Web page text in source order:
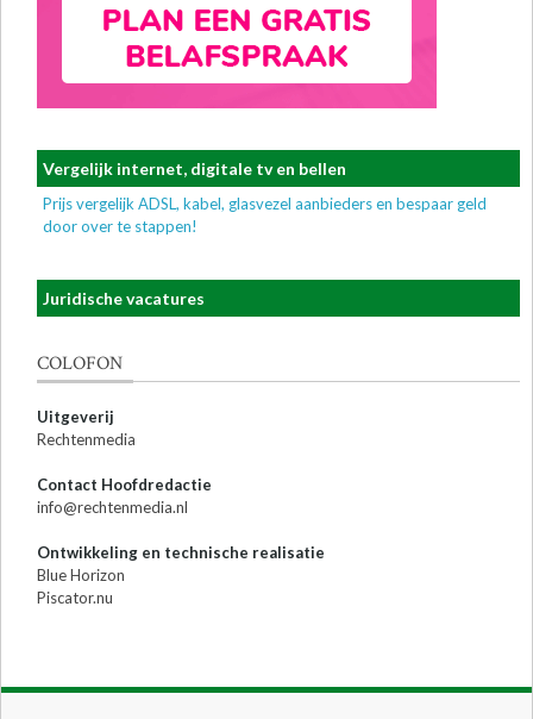
Vergelijk internet, digitale tv en bellen
Prijs vergelijk ADSL, kabel, glasvezel aanbieders en bespaar geld
door over te stappen!
Juridische vacatures
COLOFON
Uitgeverij
Rechtenmedia
Contact Hoofdredactie
info@rechtenmedia.nl
Ontwikkeling en technische realisatie
Blue Horizon
Piscator.nu